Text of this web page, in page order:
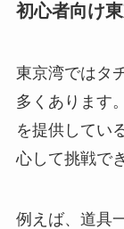
初心者向け
東京湾ではタ
多くあります
を提供してい
心して挑戦で
例えば、道具